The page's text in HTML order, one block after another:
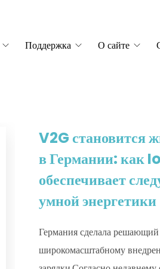
Поддержка О сайте
V2G становится
в Германии: как
обеспечивает
умной энергетики
Германия сделала
широкомасштабному